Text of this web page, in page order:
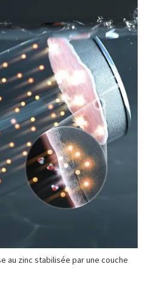
au zinc stabilisée par une couche